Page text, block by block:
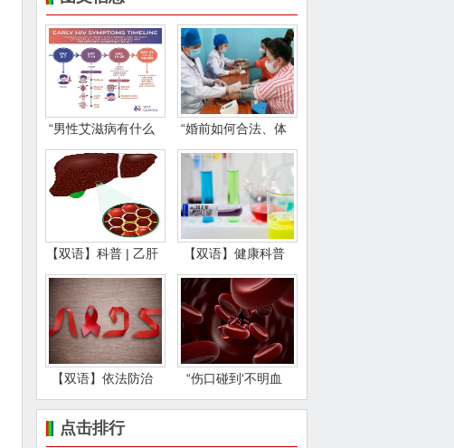
“男性艾滋病有什么
特征？”
“婚前如何合法、体
面地确认伴侣
【双语】科普 | 乙肝
的传播、症
【双语】健康科普
丨感染了HIV≠
【双语】依法防治
艾滋病：法律引领
“伤口碰到‘不明血
液’，会感染艾
点击排行